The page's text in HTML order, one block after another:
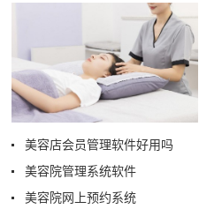
美容店会员管理软件好用吗
美容院管理系统软件
美容院网上预约系统